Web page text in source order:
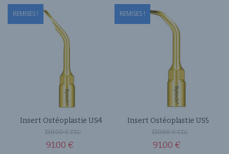
REMISES !
Insert Ostéoplastie US4
130.00€TTC
91.00 €
REMISES !
Insert Ostéoplastie US5
130.00€TTC
91.00 €